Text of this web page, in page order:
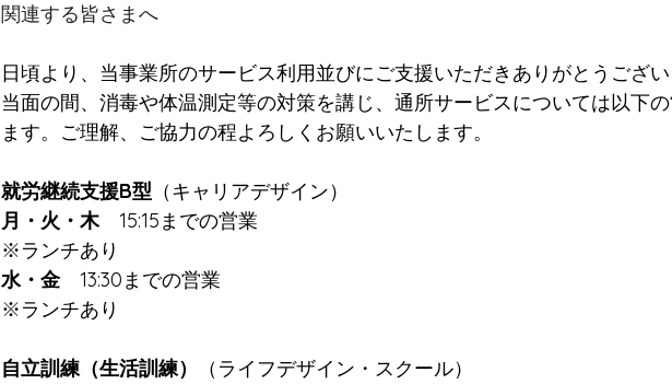
関連する皆さまへ
日頃より、当事業所のサービス利用並びにご支援いただきありがとうござい
当面の間、消毒や体温測定等の対策を講じ、通所サービスについては以下
ます。ご理解、ご協力の程よろしくお願いいたします。
就労継続支援B型 （キャリアデザイン）
月・火・木 15:15までの営業
※ランチあり
水・金 13:30までの営業
※ランチあり
自立訓練（生活訓練）
（ライフデザイン・スクール）